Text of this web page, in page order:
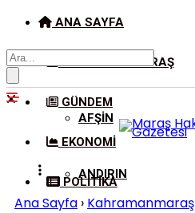
ANA SAYFA
KAHRAMANMARAŞ
AFŞIN
ANDIRIN
GÜNDEM
EKONOMI
POLITIKA
Ana Sayfa › Kahramanmaraş